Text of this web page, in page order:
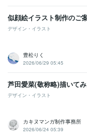
似顔絵イラスト制作のご
デザイン・イラスト
豊松りく
2026/06/29 05:45
芦田愛菜(敬称略)描いて
デザイン・イラスト
カキヌマンガ制作事務所
2026/06/24 05:39